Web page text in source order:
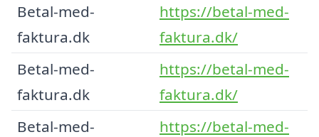
Betal-med-
faktura.dk
https://betal-med-
faktura.dk/
Betal-med-
faktura.dk
https://betal-med-
faktura.dk/
Betal-med-
https://betal-med-